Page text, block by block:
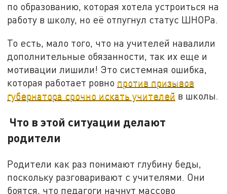
по образованию, которая хотела устроиться на
работу в школу, но её отпугнул статус ШНОРа.
То есть, мало того, что на учителей навалили
дополнительные обязанности, так их еще и
мотивации лишили! Это системная ошибка,
которая работает ровно против призывов
губернатора срочно искать учителей в школы.
Что в этой ситуации делают
родители
Родители как раз понимают глубину беды,
поскольку разговаривают с учителями. Они
боятся, что педагоги начнут массово